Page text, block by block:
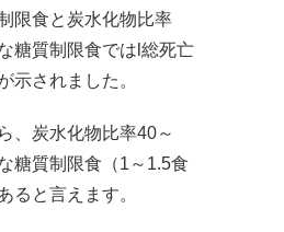
限食と炭水化物比率
糖質制限食ではl総死亡
示されました。
、炭水化物比率40～
糖質制限食（1～1.5食
ると言えます。